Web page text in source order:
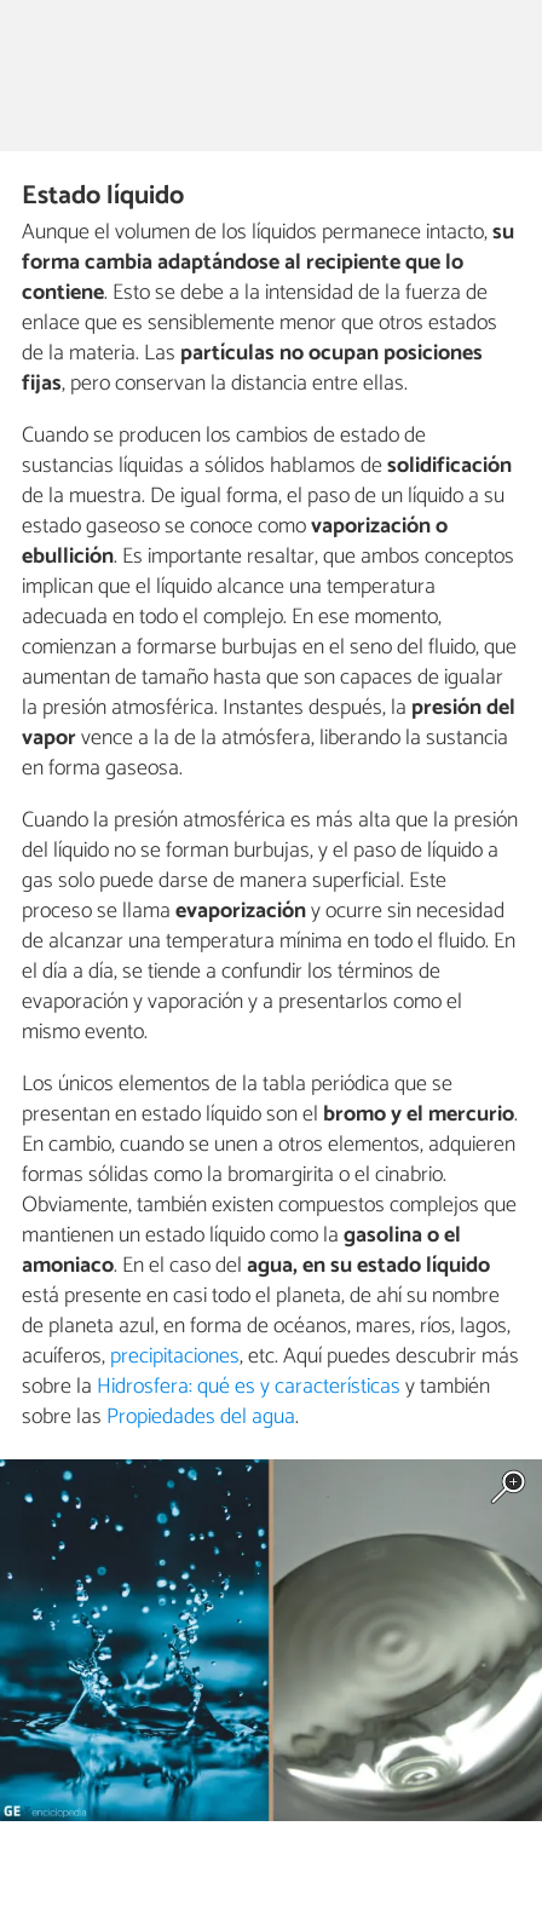
Estado líquido
Aunque el volumen de los líquidos permanece intacto,su
forma cambia adaptándose al recipiente que lo
contiene. Esto se debe a la intensidad de la fuerza de
enlace que es sensiblemente menor que otros estados
de la materia. Las partículas no ocupan posiciones
fijas, pero conservan la distancia entre ellas.
Cuando se producen los cambios de estado de
sustancias líquidas a sólidos hablamos desolidificación
de la muestra. De igual forma, el paso de un líquido a su
estado gaseoso se conoce comovaporización o
ebullición. Es importante resaltar, que ambos conceptos
implican que el líquido alcance una temperatura
adecuada en todo el complejo. En ese momento,
comienzan a formarse burbujas en el seno del fluido, que
aumentan de tamaño hasta que son capaces de igualar
la presión atmosférica. Instantes después, la presión del
vaporvence a la de la atmósfera, liberando la sustancia
en forma gaseosa.
Cuando la presión atmosférica es más alta que la presión
del líquido no se forman burbujas, y el paso de líquido a
gas solo puede darse de manera superficial. Este
proceso se llamaevaporizacióny ocurre sin necesidad
de alcanzar una temperatura mínima en todo el fluido. En
el día a día, se tiende a confundir los términos de
evaporación y vaporación y a presentarlos como el
mismo evento.
Los únicos elementos de la tabla periódica que se
presentan en estado líquido son el bromo y el mercurio.
En cambio, cuando se unen a otros elementos, adquieren
formas sólidas como la bromargirita o el cinabrio.
Obviamente, también existen compuestos complejos que
mantienen un estado líquido como lagasolina o el
amoniaco. En el caso delagua, en su estado líquido
está presente en casi todo el planeta, de ahí su nombre
de planeta azul, en forma de océanos, mares, ríos, lagos,
acuíferos,precipitaciones, etc. Aquí puedes descubrir más
sobre la Hidrosfera: qué es y característicasy también
sobre las Propiedades del agua.